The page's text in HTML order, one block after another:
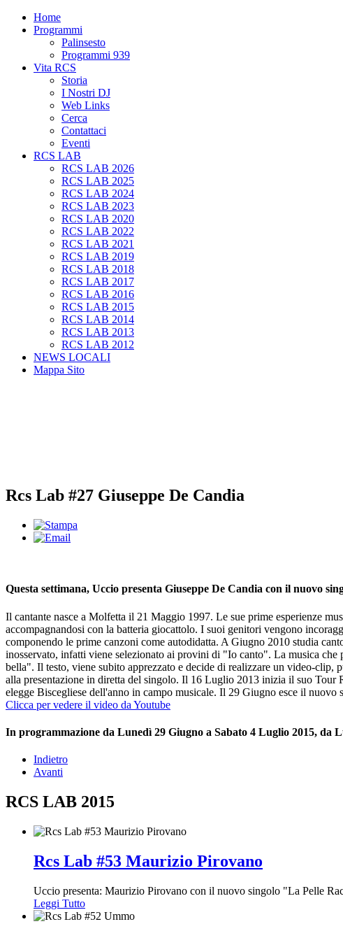
Home
Programmi
Palinsesto
Programmi 939
Vita RCS
Storia
I Nostri DJ
Web Links
Cerca
Contattaci
Eventi
RCS LAB
RCS LAB 2026
RCS LAB 2025
RCS LAB 2024
RCS LAB 2023
RCS LAB 2020
RCS LAB 2022
RCS LAB 2021
RCS LAB 2019
RCS LAB 2018
RCS LAB 2017
RCS LAB 2016
RCS LAB 2015
RCS LAB 2014
RCS LAB 2013
RCS LAB 2012
NEWS LOCALI
Mappa Sito
Rcs Lab #27 Giuseppe De Candia
Questa settimana, Uccio presenta Giuseppe De Candia con il nuovo
Il cantante nasce a Molfetta il 21 Maggio 1997. Le sue prime esperienze
accompagnandosi con la batteria giocattolo. I suoi genitori vengono
componendo le prime canzoni come autodidatta. A Giugno 2010 studia
inosservato, infatti viene selezionato ai provini di "Io canto". La musica
bella". Il testo, viene subito apprezzato e decide di realizzare un video-
alla presentazione in diretta del singolo. Il 16 Luglio 2013 inizia il suo
elegge Biscegliese dell'anno in campo musicale. Il 29 Giugno esce il
Clicca per vedere il video da Youtube
In programmazione da Lunedì 29 Giugno a Sabato 4 Luglio 2015, da
Indietro
Avanti
RCS LAB 2015
Rcs Lab #53 Maurizio Pirovano
Uccio presenta: Maurizio Pirovano con il nuovo singolo "La Pelle
Leggi Tutto